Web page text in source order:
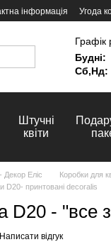
інформація Угода
Графік
Будні:
Сб,Нд:
Штучні
квіти
Декор Еліс Коробки для
D20- принтовані decoralis
D20 - "все
Написати відгук